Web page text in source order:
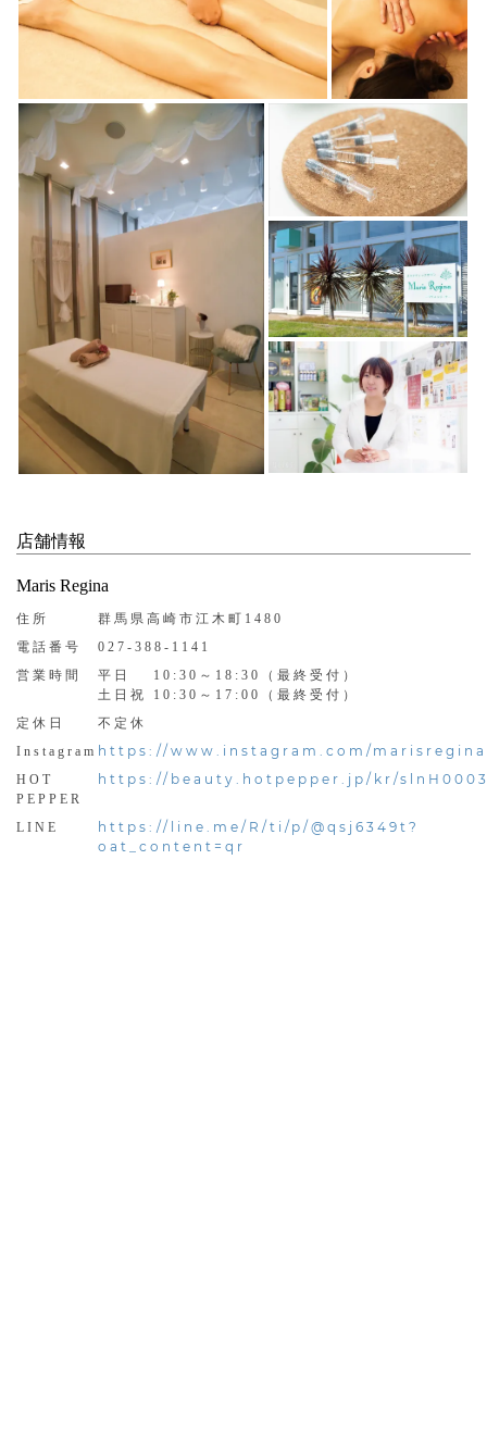
店舗情報
Maris Regina
住所
群馬県高崎市江木町1480
電話番号
027-388-1141
営業時間
平日 10:30～18:30（最終受付）
土日祝 10:30～17:00（最終受付）
定休日
不定休
Instagram https://www.instagram.com/
HOT
PEPPER
https://beauty.hotpepper.jp/kr/
LINE
https://line.me/R/ti/p/@qsj6349t?
oat_content=qr